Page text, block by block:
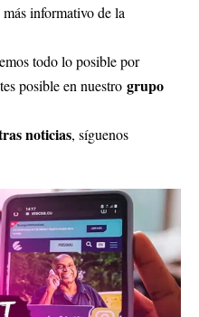
más informativo de la
todo lo posible por
posible en nuestro grupo
noticias, síguenos